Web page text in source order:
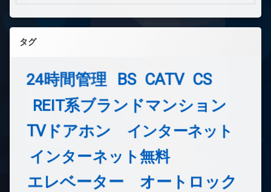
タグ
24時間管理 BS CATV CS
REIT系ブランドマンション
TVドアホン インターネット
インターネット無料
エレベーター オートロック